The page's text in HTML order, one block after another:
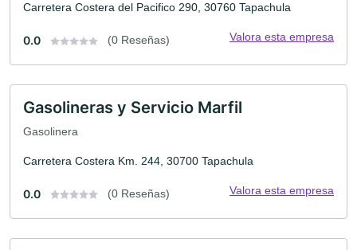
Carretera Costera del Pacifico 290, 30760 Tapachula
0.0 (0 Reseñas) Valora esta empresa
Gasolineras y Servicio Marfil
Gasolinera
Carretera Costera Km. 244, 30700 Tapachula
0.0 (0 Reseñas) Valora esta empresa